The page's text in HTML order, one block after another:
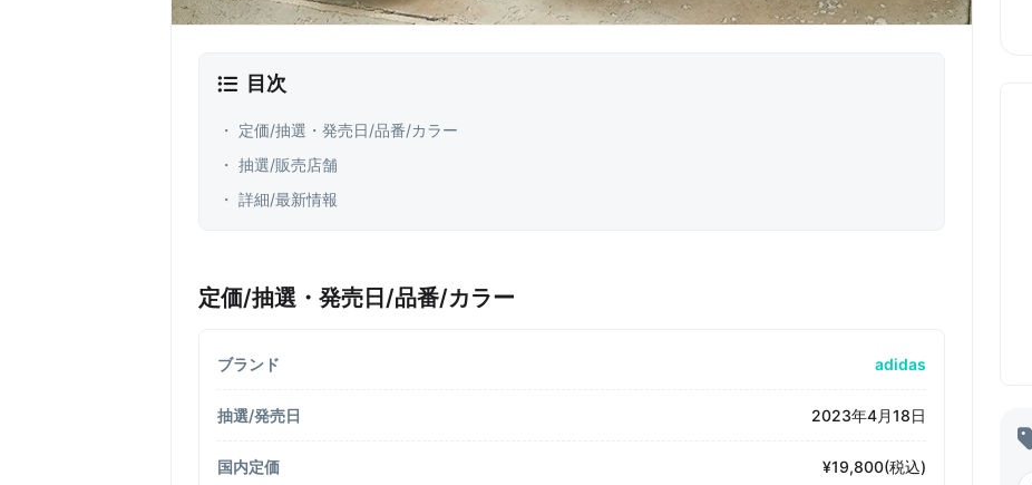
目次
・ 定価/抽選・発売日/品番/カラー
・ 抽選/販売店舗
・ 詳細/最新情報
定価/抽選・発売日/品番/カラー
ブランド adidas
抽選/発売日 2023年4月18日
国内定価 ¥19,800(税込)